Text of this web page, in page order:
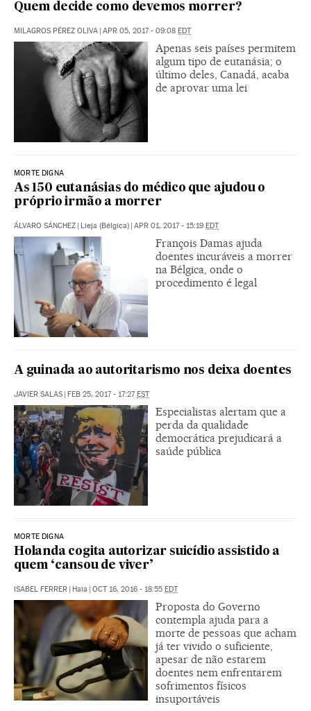
Quem decide como devemos morrer?
MILAGROS PÉREZ OLIVA | APR 05, 2017 - 09:08 EDT
Apenas seis países permitem
algum tipo de eutanásia; o
último deles, Canadá, acaba
de aprovar uma lei
MORTE DIGNA
As 150 eutanásias do médico que ajudou o
próprio irmão a morrer
ÁLVARO SÁNCHEZ | Lieja (Bélgica) | APR 01, 2017 - 15:19 EDT
François Damas ajuda
doentes incuráveis a morrer
na Bélgica, onde o
procedimento é legal
A guinada ao autoritarismo nos deixa doentes
JAVIER SALAS | FEB 25, 2017 - 17:27EST
Especialistas alertam que a
perda da qualidade
democrática prejudicará a
saúde pública
MORTE DIGNA
Holanda cogita autorizar suicídio assistido a
quem ‘cansou de viver’
ISABEL FERRER | Haia | OCT 16, 2016 - 18:55 EDT
Proposta do Governo
contempla ajuda para a
morte de pessoas que acham
já ter vivido o suficiente,
apesar de não estarem
doentes nem enfrentarem
sofrimentos físicos
insuportáveis